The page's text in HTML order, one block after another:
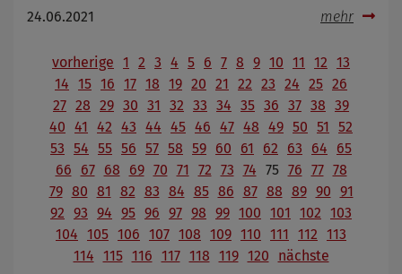
24.06.2021 mehr
vorherige 1 2 3 4 5 6 7 8 9 10 11 12 13
14 15 16 17 18 19 20 21 22 23 24 25 26
27 28 29 30 31 32 33 34 35 36 37 38 39
40 41 42 43 44 45 46 47 48 49 50 51
52
53 54 55 56 57 58 59 60 61 62 63 64
65
66
67 68 69 70 71 72 73 74 75 76 77 78
79 80 81 82 83 84 85 86 87 88 89 90 91
92 93 94 95 96 97 98 99 100 101 102 103
104 105 106 107 108 109 110 111 112 113
114 115 116 117 118 119 120 nächste